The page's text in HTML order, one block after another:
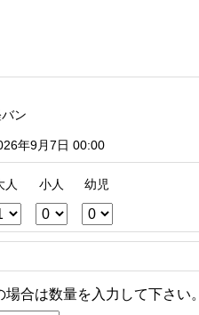
ン
年9月7日 00:00
人 小人 幼児
合は数量を入力して下さい。